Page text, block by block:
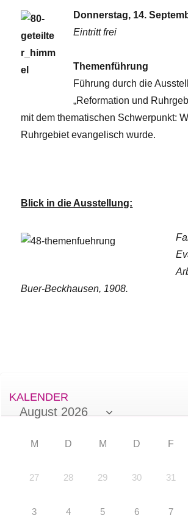
Donnerstag, 14.
Eintritt frei
Themenführung
Führung durch die
„Reformation und
mit dem thematischen Schwerpunkt:
Ruhrgebiet evangelisch wurde.
Blick in die Ausstellung:
Buer-Beckhausen, 1908.
KALENDER
M D M D F
27 28 29 30 31
3 4 5 6 7